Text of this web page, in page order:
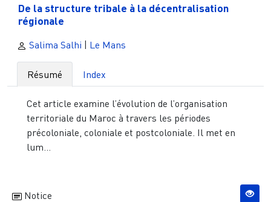
De la structure tribale à la décentralisation
régionale
Salima Salhi | Le Mans
Résumé Index
Cet article examine l’évolution de l’organisation
territoriale du Maroc à travers les périodes
précoloniale, coloniale et postcoloniale. Il met en
lum...
Notice